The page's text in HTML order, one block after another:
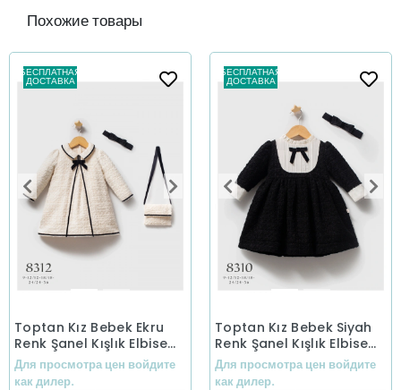
Похожие товары
БЕСПЛАТНАЯ
ДОСТАВКА
Toptan Kız Bebek Ekru
Renk Şanel Kışlık Elbise
(9-36 Ay)
Для просмотра цен войдите
как дилер.
БЕСПЛАТНАЯ
ДОСТАВКА
Toptan Kız Bebek Siyah
Renk Şanel Kışlık Elbise
(9-36 Ay)
Для просмотра цен войдите
как дилер.